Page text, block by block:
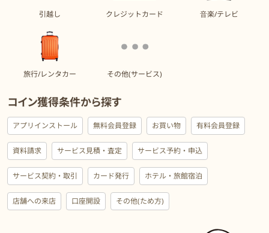
引越し クレジットカード 音楽/テレビ
旅行/レンタカー その他(サービス)
コイン獲得条件から探す
アプリインストール 無料会員登録 お買い物 有料会員登録
資料請求 サービス見積・査定 サービス予約・申込
サービス契約・取引 カード発行 ホテル・旅館宿泊
店舗への来店 口座開設 その他(ため方)